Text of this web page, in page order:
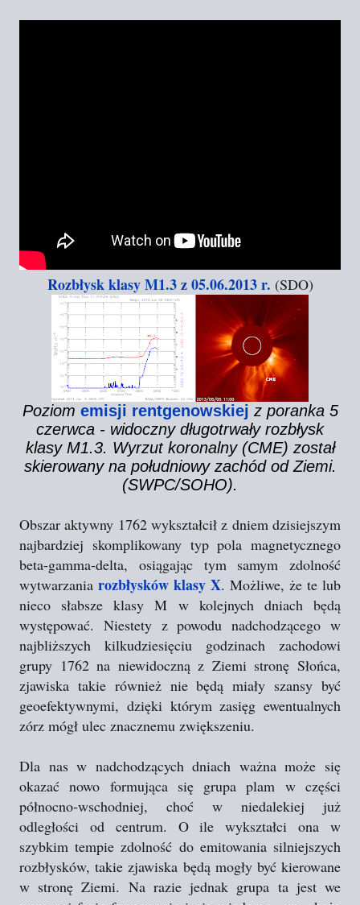
Rozbłysk klasy M1.3 z 05.06.2013 r. (SDO)
Poziom emisji rentgenowskiej z poranka 5
czerwca - widoczny długotrwały rozbłysk
klasy M1.3. Wyrzut koronalny (CME) został
skierowany na południowy zachód od Ziemi.
(SWPC/SOHO).
Obszar aktywny 1762 wykształcił z dniem dzisiejszym
najbardziej skomplikowany typ pola magnetycznego
beta-gamma-delta, osiągając tym samym zdolność
wytwarzania rozbłysków klasy X. Możliwe, że te lub
nieco słabsze klasy M w kolejnych dniach będą
występować. Niestety z powodu nadchodzącego w
najbliższych kilkudziesięciu godzinach zachodowi
grupy 1762 na niewidoczną z Ziemi stronę Słońca,
zjawiska takie również nie będą miały szansy być
geoefektywnymi, dzięki którym zasięg ewentualnych
zórz mógł ulec znacznemu zwiększeniu.
Dla nas w nadchodzących dniach ważna może się
okazać nowo formująca się grupa plam w części
północno-wschodniej, choć w niedalekiej już
odległości od centrum. O ile wykształci ona w
szybkim tempie zdolność do emitowania silniejszych
rozbłysków, takie zjawiska będą mogły być kierowane
w stronę Ziemi. Na razie jednak grupa ta jest we